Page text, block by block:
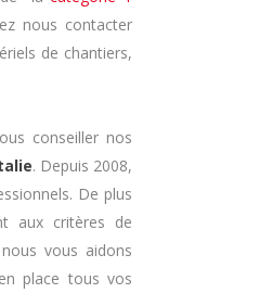
nous contacter
de chantiers,
conseiller nos
. Depuis 2008,
De plus
aux critères de
vous aidons
place tous vos